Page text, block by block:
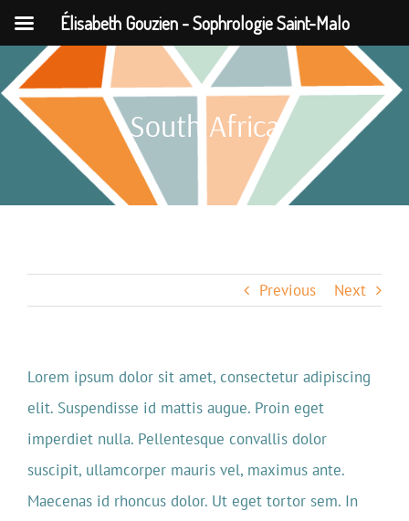
Passer
au
contenu
South Africa
Previous Next
Lorem ipsum dolor sit amet, consectetur adipiscing
elit. Suspendisse id mattis augue. Proin eget
imperdiet nulla. Pellentesque convallis dolor
suscipit, ullamcorper mauris vel, maximus ante.
Maecenas id rhoncus dolor. Ut eget tortor sem. In
Élisabeth Gouzien - Sophrologie Saint-Malo